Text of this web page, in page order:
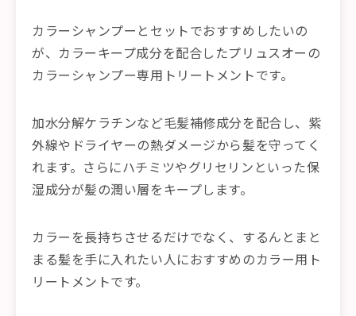
カラーシャンプーとセットでおすすめしたいの
が、カラーキープ成分を配合したプリュスオーの
カラーシャンプー専用トリートメントです。
加水分解ケラチンなど毛髪補修成分を配合し、紫
外線やドライヤーの熱ダメージから髪を守ってく
れます。さらにハチミツやグリセリンといった保
湿成分が髪の潤い層をキープします。
カラーを長持ちさせるだけでなく、するんとまと
まる髪を手に入れたい人におすすめのカラー用ト
リートメントです。